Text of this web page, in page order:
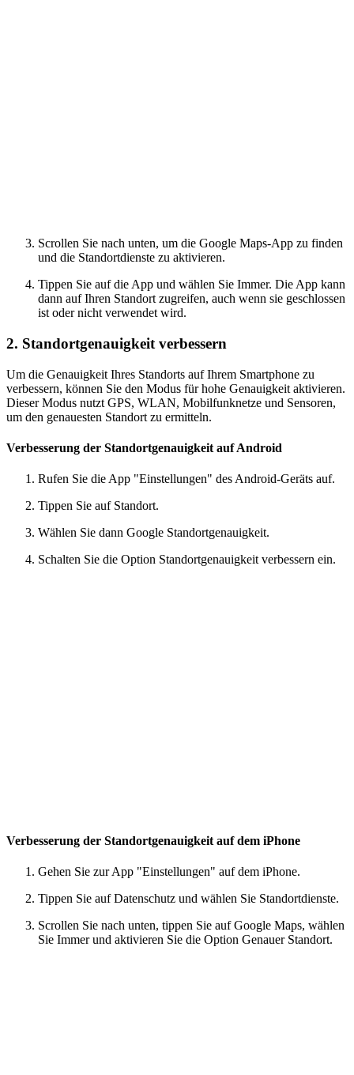
Scrollen Sie nach unten, um die Google Maps-App zu finden
und die Standortdienste zu aktivieren.
Tippen Sie auf die App und wählen Sie Immer. Die App kann
dann auf Ihren Standort zugreifen, auch wenn sie geschlossen
ist oder nicht verwendet wird.
2. Standortgenauigkeit verbessern
Um die Genauigkeit Ihres Standorts auf Ihrem Smartphone zu
verbessern, können Sie den Modus für hohe Genauigkeit aktivieren.
Dieser Modus nutzt GPS, WLAN, Mobilfunknetze und Sensoren,
um den genauesten Standort zu ermitteln.
Verbesserung der Standortgenauigkeit auf Android
Rufen Sie die App "Einstellungen" des Android-Geräts auf.
Tippen Sie auf Standort.
Wählen Sie dann Google Standortgenauigkeit.
Schalten Sie die Option Standortgenauigkeit verbessern ein.
Verbesserung der Standortgenauigkeit auf dem iPhone
Gehen Sie zur App "Einstellungen" auf dem iPhone.
Tippen Sie auf Datenschutz und wählen Sie Standortdienste.
Scrollen Sie nach unten, tippen Sie auf Google Maps, wählen
Sie Immer und aktivieren Sie die Option Genauer Standort.